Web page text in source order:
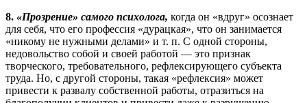
8. «Прозрение» самого психолога, когда он «вдруг» осознает
для себя, что его профессия «дурацкая», что он занимается
«никому не нужными делами» и т. п. С одной стороны,
недовольство собой и своей работой — это признак
творческого, требовательного, рефлексирующего субъекта
труда. Но, с другой стороны, такая «рефлексия» может
привести к развалу собственной работы, отразиться на